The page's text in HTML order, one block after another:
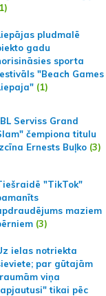
pludmalē
gadu
sporta
"Beach Games
(1)
Serviss Grand
čempiona titulu
Ernests Buļko (3)
"TikTok"
maziem
(3)
ielas notriekta
par gūtajām
viņa
tikai pēc